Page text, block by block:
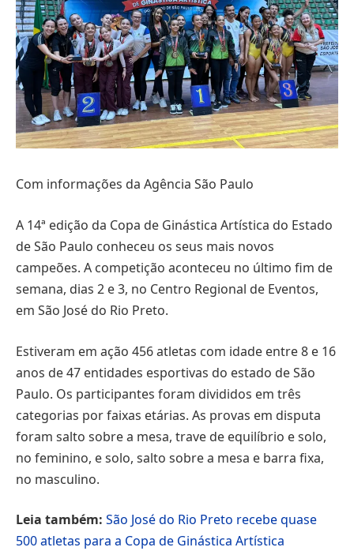
Com informações da Agência São Paulo
A 14ª edição da Copa de Ginástica Artística do Estado
de São Paulo conheceu os seus mais novos
campeões. A competição aconteceu no último fim de
semana, dias 2 e 3, no Centro Regional de Eventos,
em São José do Rio Preto.
Estiveram em ação 456 atletas com idade entre 8 e 16
anos de 47 entidades esportivas do estado de São
Paulo. Os participantes foram divididos em três
categorias por faixas etárias. As provas em disputa
foram salto sobre a mesa, trave de equilíbrio e solo,
no feminino, e solo, salto sobre a mesa e barra fixa,
no masculino.
Leia também: São José do Rio Preto recebe quase
500 atletas para a Copa de Ginástica Artística